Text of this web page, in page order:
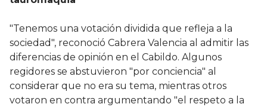
"Tenemos una votación dividida que refleja a la
sociedad", reconoció Cabrera Valencia al admitir las
diferencias de opinión en el Cabildo. Algunos
regidores se abstuvieron "por conciencia" al
considerar que no era su tema, mientras otros
votaron en contra argumentando "el respeto a la